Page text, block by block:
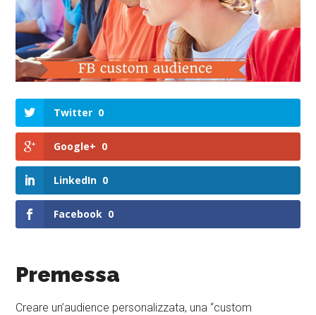
Twitter 0
Google+ 0
LinkedIn 0
Facebook 0
Premessa
Creare un’audience personalizzata, una “custom